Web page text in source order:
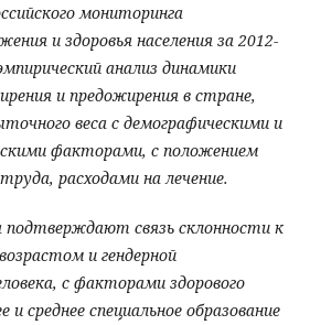
мониторинга
и здоровья населения за 2012-
анализ динамики
и предожирения в стране,
веса с демографическими и
факторами, с положением
расходами на лечение.
связь склонности к
и гендерной
с факторами здорового
среднее специальное образование